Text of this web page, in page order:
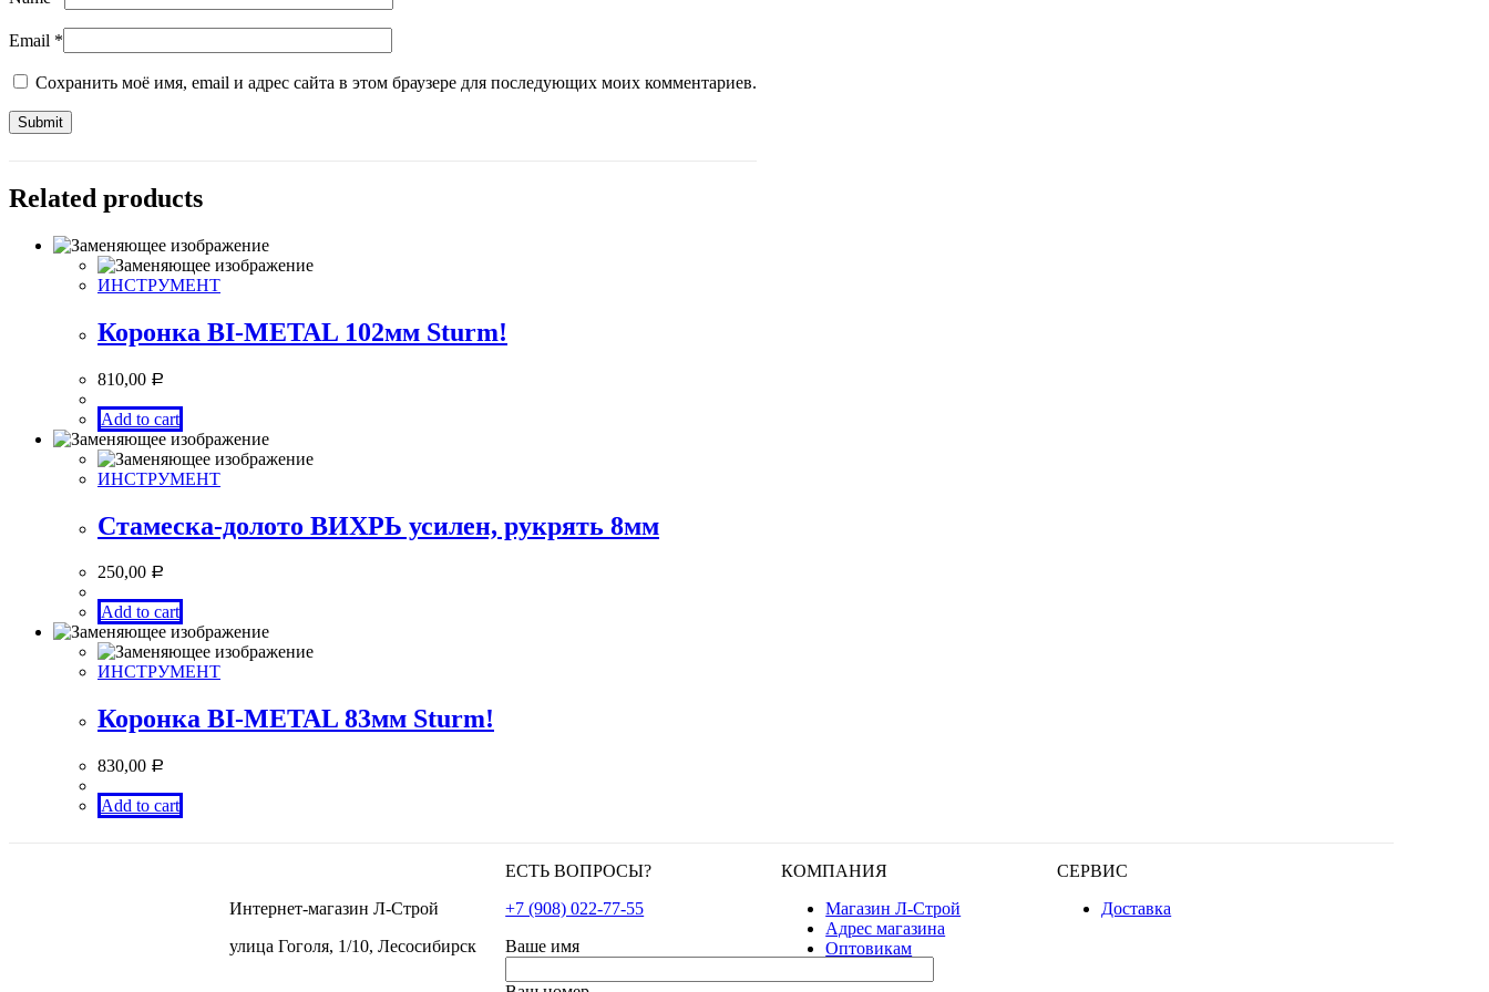
Email *
Сохранить моё имя, email и адрес сайта в этом браузере для последующих моих комментариев.
Related products
ИНСТРУМЕНТ
Коронка BI-METAL 102мм Sturm!
810,00 Р
Add to cart
ИНСТРУМЕНТ
Стамеска-долото ВИХРЬ усилен, рукрять 8мм
250,00 Р
Add to cart
ИНСТРУМЕНТ
Коронка BI-METAL 83мм Sturm!
830,00 Р
Add to cart
Интернет-магазин Л-Строй
улица Гоголя, 1/10, Лесосибирск
ЕСТЬ ВОПРОСЫ?
+7 (908) 022-77-55
Ваше имя
КОМПАНИЯ
Магазин Л-Строй
Адрес магазина
Оптовикам
СЕРВИС
Доставка